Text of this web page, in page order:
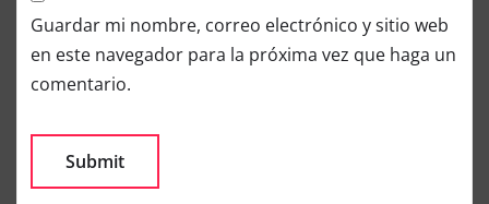
Guardar mi nombre, correo electrónico y sitio web
en este navegador para la próxima vez que haga un
comentario.